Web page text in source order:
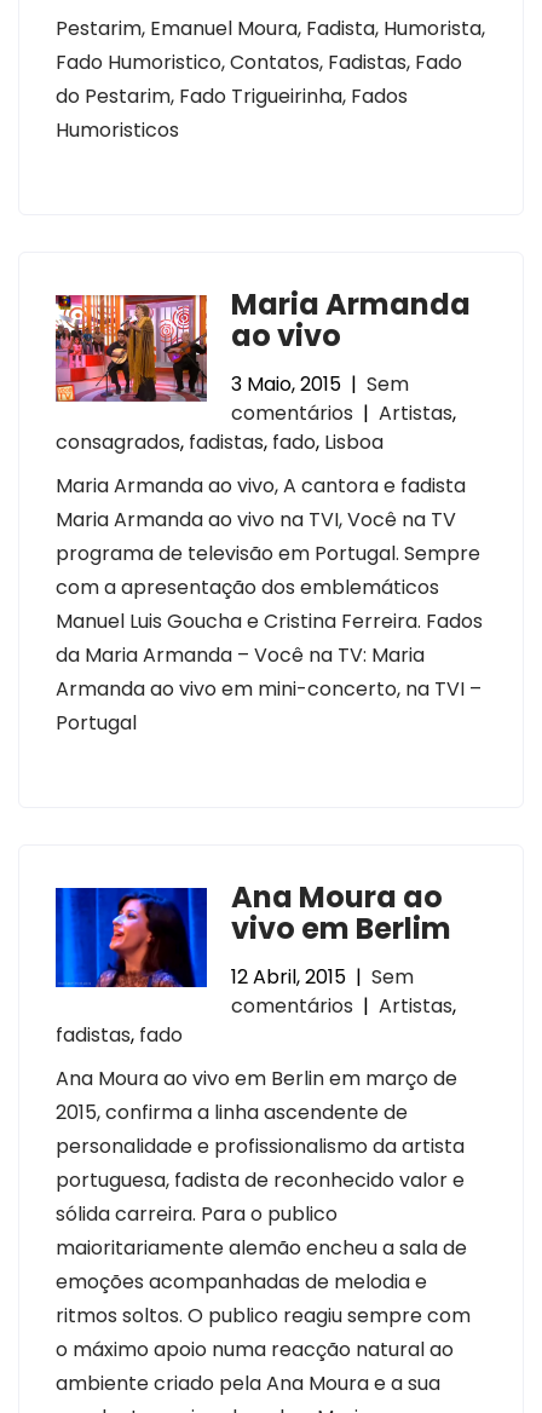
Pestarim, Emanuel Moura, Fadista, Humorista,
Fado Humoristico, Contatos, Fadistas, Fado
do Pestarim, Fado Trigueirinha, Fados
Humoristicos
Maria Armanda
ao vivo
3 Maio, 2015 | Sem
comentários | Artistas,
consagrados, fadistas, fado, Lisboa
Maria Armanda ao vivo, A cantora e fadista
Maria Armanda ao vivo na TVI, Você na TV
programa de televisão em Portugal. Sempre
com a apresentação dos emblemáticos
Manuel Luis Goucha e Cristina Ferreira. Fados
da Maria Armanda – Você na TV: Maria
Armanda ao vivo em mini-concerto, na TVI –
Portugal
Ana Moura ao
vivo em Berlim
12 Abril, 2015 | Sem
comentários | Artistas,
fadistas, fado
Ana Moura ao vivo em Berlin em março de
2015, confirma a linha ascendente de
personalidade e profissionalismo da artista
portuguesa, fadista de reconhecido valor e
sólida carreira. Para o publico
maioritariamente alemão encheu a sala de
emoções acompanhadas de melodia e
ritmos soltos. O publico reagiu sempre com
o máximo apoio numa reacção natural ao
ambiente criado pela Ana Moura e a sua